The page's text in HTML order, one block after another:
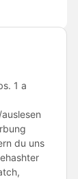
1 a
du uns